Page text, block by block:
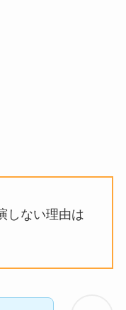
しない理由は